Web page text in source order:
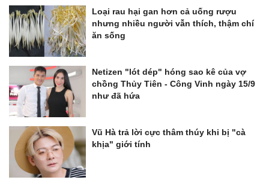
Loại rau hại gan hơn cả uống rượu
nhưng nhiều người vẫn thích, thậm chí
ăn sống
Netizen "lót dép" hóng sao kê của vợ
chồng Thủy Tiên - Công Vinh ngày 15/9
như đã hứa
Vũ Hà trả lời cực thâm thúy khi bị "cà
khịa" giới tính